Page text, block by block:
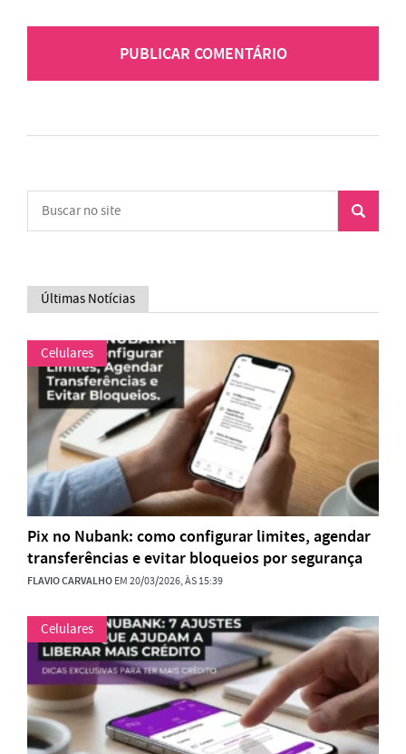
Últimas Notícias
Celulares
Pix no Nubank: como configurar limites, agendar
transferências e evitar bloqueios por segurança
FLAVIO CARVALHOEM 20/03/2026, ÀS 15:39
Celulares